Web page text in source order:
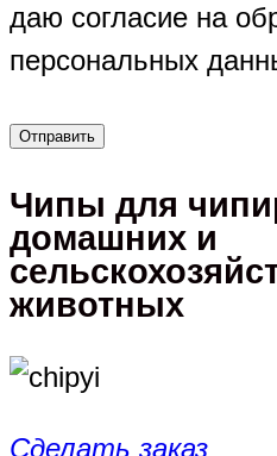
даю согласие на
персональных
Чипы для
домашних и
животных
Сделать заказ